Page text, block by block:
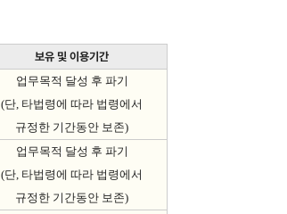
보유 및 이용기간
업무목적 달성 후 파기
(단, 타법령에 따라 법령에서
규정한 기간동안 보존)
업무목적 달성 후 파기
(단, 타법령에 따라 법령에서
규정한 기간동안 보존)